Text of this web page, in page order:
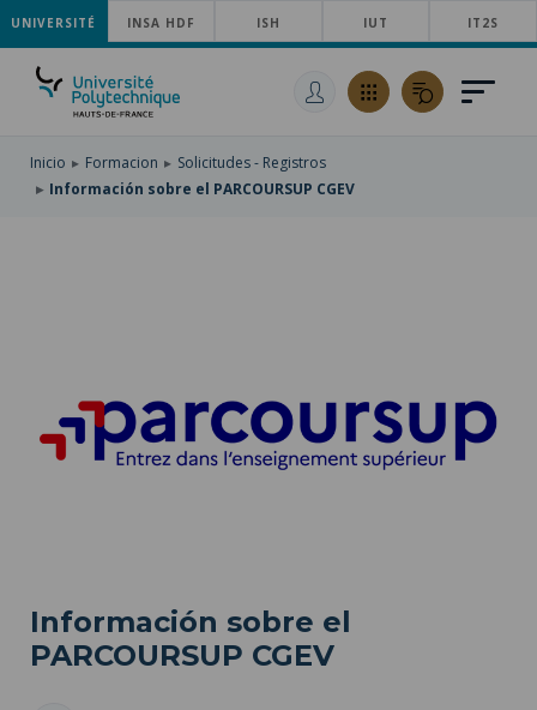
SKIP
TO
MAIN
NAVIGATION
PASAR
AL
CONTENIDO
SKIP
UNIVERSITÉ INSA HDF ISH IUT IT2S
Inicio Formacion
Solicitudes - Registros
Información sobre el PARCOURSUP CGEV
Información sobre el
PARCOURSUP CGEV